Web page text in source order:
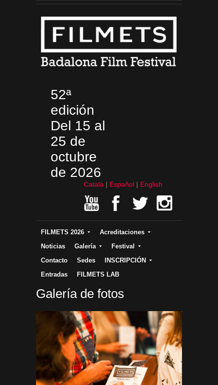
52ª
edición
Del 15 al
25 de
octubre
de 2026
Català Español English
FILMETS 2026
Acreditaciones
Noticias
Galería
Festival
Contacto
Sedes
INSCRIPCIÓN
Entradas
FILMETS LAB
Galería de fotos